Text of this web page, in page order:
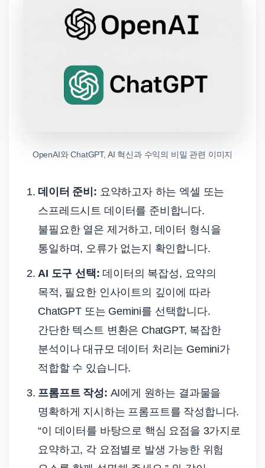
OpenAI와 ChatGPT, AI 혁신과 수익의 비밀 관련 이미지
데이터 준비: 요약하고자 하는 엑셀 또는
스프레드시트 데이터를 준비합니다.
불필요한 열은 제거하고, 데이터 형식을
통일하며, 오류가 없는지 확인합니다.
AI 도구 선택: 데이터의 복잡성, 요약의
목적, 필요한 인사이트의 깊이에 따라
ChatGPT 또는 Gemini를 선택합니다.
간단한 텍스트 변환은 ChatGPT, 복잡한
분석이나 대규모 데이터 처리는 Gemini가
적합할 수 있습니다.
프롬프트 작성: AI에게 원하는 결과물을
명확하게 지시하는 프롬프트를 작성합니다.
“이 데이터를 바탕으로 핵심 요점을 3가지로
요약하고, 각 요점별로 발생 가능한 위험